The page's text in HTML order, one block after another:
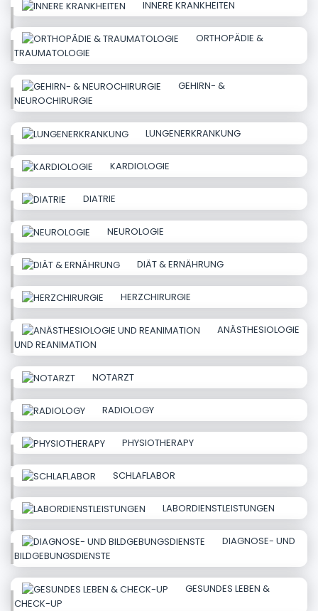
INNERE KRANKHEITEN
ORTHOPÄDIE &
TRAUMATOLOGIE
GEHIRN- &
NEUROCHIRURGIE
LUNGENERKRANKUNG
KARDIOLOGIE
DIATRIE
NEUROLOGIE
DIÄT & ERNÄHRUNG
HERZCHIRURGIE
ANÄSTHESIOLOGIE
UND REANIMATION
NOTARZT
RADIOLOGY
PHYSIOTHERAPY
SCHLAFLABOR
LABORDIENSTLEISTUNGEN
DIAGNOSE- UND
BILDGEBUNGSDIENSTE
GESUNDES LEBEN &
CHECK-UP